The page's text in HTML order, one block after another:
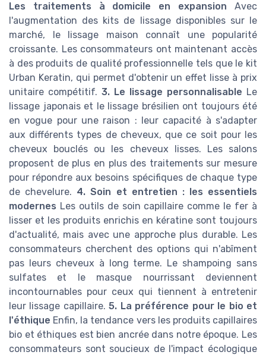
Les traitements à domicile en expansion Avec
l'augmentation des kits de lissage disponibles sur le
marché, le lissage maison connaît une popularité
croissante. Les consommateurs ont maintenant accès
à des produits de qualité professionnelle tels que le kit
Urban Keratin, qui permet d'obtenir un effet lisse à prix
unitaire compétitif. 3. Le lissage personnalisable Le
lissage japonais et le lissage brésilien ont toujours été
en vogue pour une raison : leur capacité à s'adapter
aux différents types de cheveux, que ce soit pour les
cheveux bouclés ou les cheveux lisses. Les salons
proposent de plus en plus des traitements sur mesure
pour répondre aux besoins spécifiques de chaque type
de chevelure. 4. Soin et entretien : les essentiels
modernes Les outils de soin capillaire comme le fer à
lisser et les produits enrichis en kératine sont toujours
d'actualité, mais avec une approche plus durable. Les
consommateurs cherchent des options qui n'abîment
pas leurs cheveux à long terme. Le shampoing sans
sulfates et le masque nourrissant deviennent
incontournables pour ceux qui tiennent à entretenir
leur lissage capillaire.5. La préférence pour le bio et
l'éthique Enfin, la tendance vers les produits capillaires
bio et éthiques est bien ancrée dans notre époque. Les
consommateurs sont soucieux de l'impact écologique